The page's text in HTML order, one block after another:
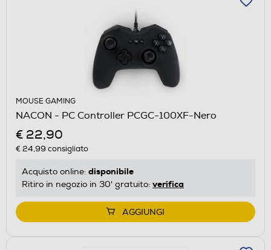
MOUSE GAMING
NACON - PC Controller PCGC-100XF-Nero
€ 22,90
€ 24,99 consigliato
Acquisto online: disponibile
Ritiro in negozio in 30' gratuito: verifica
AGGIUNGI